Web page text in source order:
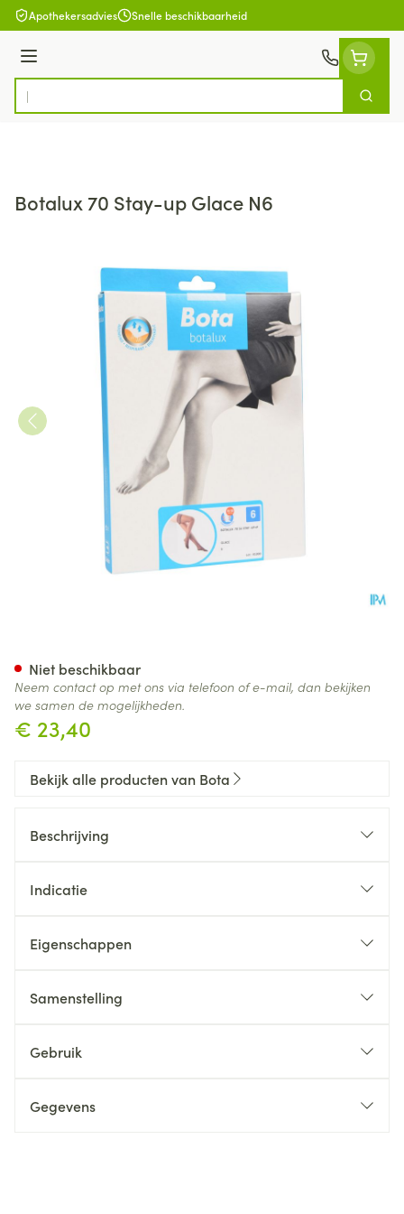
Ga naar de inhoud
Apothekersadvies Snelle beschikbaarheid
Menu
Product, merk, categorie...
Zoek
Botalux 70 Stay-up Glace N6
€ 23,40
Niet beschikbaar
Neem contact op met ons via telefoon of e-mail, dan bekijken
we samen de mogelijkheden.
Bekijk alle producten van Bota
Beschrijving
Indicatie
Eigenschappen
Samenstelling
Gebruik
Gegevens